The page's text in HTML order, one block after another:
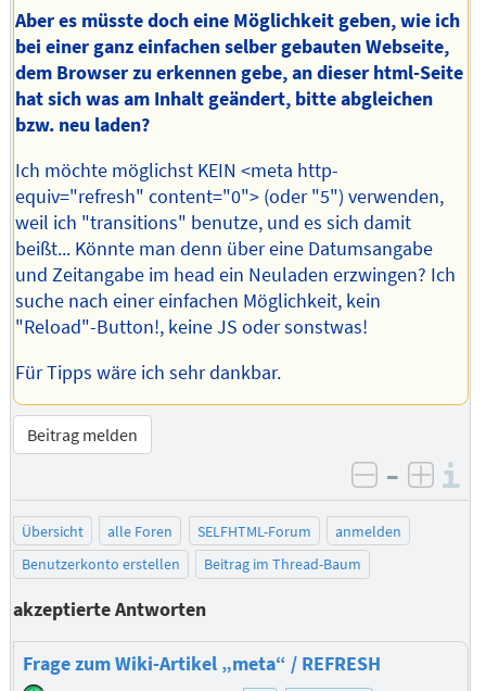
Aber es müsste doch eine Möglichkeit geben, wie ich
bei einer ganz einfachen selber gebauten Webseite,
dem Browser zu erkennen gebe, an dieser html-Seite
hat sich was am Inhalt geändert, bitte abgleichen
bzw. neu laden?
Ich möchte möglichst KEIN <meta http-
equiv="refresh" content="0"> (oder "5") verwenden,
weil ich "transitions" benutze, und es sich damit
beißt... Könnte man denn über eine Datumsangabe
und Zeitangabe im head ein Neuladen erzwingen? Ich
suche nach einer einfachen Möglichkeit, kein
"Reload"-Button!, keine JS oder sonstwas!
Für Tipps wäre ich sehr dankbar.
Beitrag melden
negativ
–
Übersicht alle Foren SELFHTML-Forum
anmelden
Benutzerkonto erstellen
Beitrag im Thread-Baum
akzeptierte Antworten
Frage zum Wiki-Artikel „meta“ / REFRESH